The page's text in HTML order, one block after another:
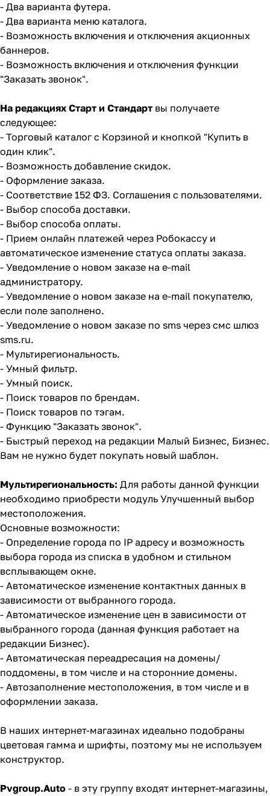
- Два варианта футера.
- Два варианта меню каталога.
- Возможность включения и отключения акционных
баннеров.
- Возможность включения и отключения функции
"Заказать звонок".
На редакциях Старт и Стандарт вы получаете
следующее:
- Торговый каталог с Корзиной и кнопкой "Купить в
один клик".
- Возможность добавление скидок.
- Оформление заказа.
- Соответствие 152 ФЗ. Соглашения с пользователями.
- Выбор способа доставки.
- Выбор способа оплаты.
- Прием онлайн платежей через Робокассу и
автоматическое изменение статуса оплаты заказа.
- Уведомление о новом заказе на e-mail
администратору.
- Уведомление о новом заказе на e-mail покупателю,
если поле заполнено.
- Уведомление о новом заказе по sms через смс шлюз
sms.ru.
- Мультирегиональность.
- Умный фильтр.
- Умный поиск.
- Поиск товаров по брендам.
- Поиск товаров по тэгам.
- Функцию "Заказать звонок".
- Быстрый переход на редакции Малый Бизнес, Бизнес.
Вам не нужно будет покупать новый шаблон.
Мультирегиональность: Для работы данной функции
необходимо приобрести модуль Улучшенный выбор
местоположения.
Основные возможности:
- Определение города по IP адресу и возможность
выбора города из списка в удобном и стильном
всплывающем окне.
- Автоматическое изменение контактных данных в
зависимости от выбранного города.
- Автоматическое изменение цен в зависимости от
выбранного города (данная функция работает на
редакции Бизнес).
- Автоматическая переадресация на домены/
поддомены, в том числе и на сторонние домены.
- Автозаполнение местоположения, в том числе и в
оформлении заказа.
В наших интернет-магазинах идеально подобраны
цветовая гамма и шрифты, поэтому мы не используем
конструктор.
Pvgroup.Auto - в эту группу входят интернет-магазины,